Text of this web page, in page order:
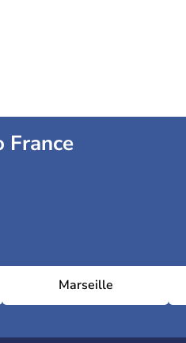
France
Marseille